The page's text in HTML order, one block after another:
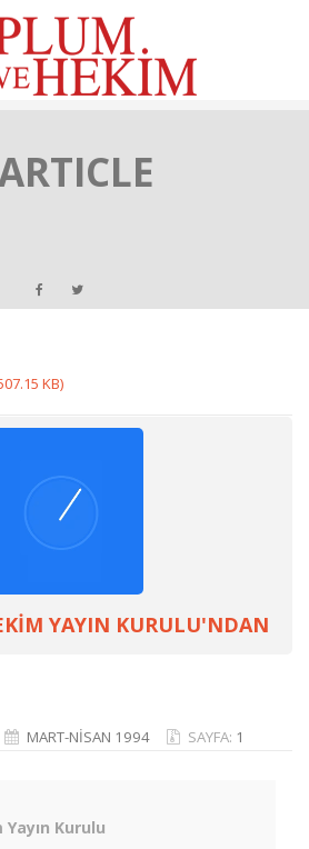
KB)
YAYIN KURULU'NDAN
MART-NİSAN 1994 SAYFA: 1
Kurulu